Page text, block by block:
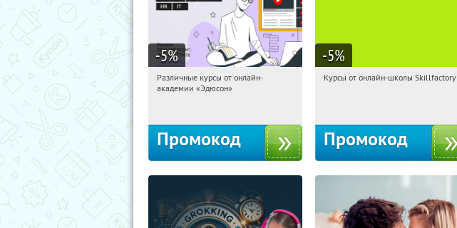
-5%
12:32:51 Получили:
Различные курсы от онлайн-
академии «Эдюсон»
Промокод
-5%
12:32:51
Получи первым!
Курсы от онлайн-школы Skillfactory
Промокод